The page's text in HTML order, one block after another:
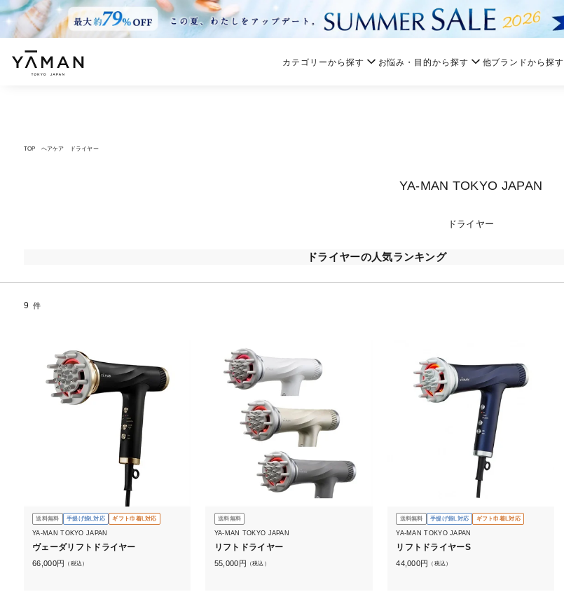
カテゴリーから探す お悩み・目的から探す 他ブランドから探す
TOP ヘアケア ドライヤー
YA-MAN TOKYO JAPAN
ドライヤー
ドライヤーの人気ランキング
9 件
送料無料 手提げ袋L対応 ギフト巾着L対応
YA-MAN TOKYO JAPAN
ヴェーダリフトドライヤー
66,000円 （税込）
送料無料
YA-MAN TOKYO JAPAN
リフトドライヤー
55,000円 （税込）
送料無料 手提げ袋L対応 ギフト巾着L対応
YA-MAN TOKYO JAPAN
リフトドライヤーS
44,000円 （税込）